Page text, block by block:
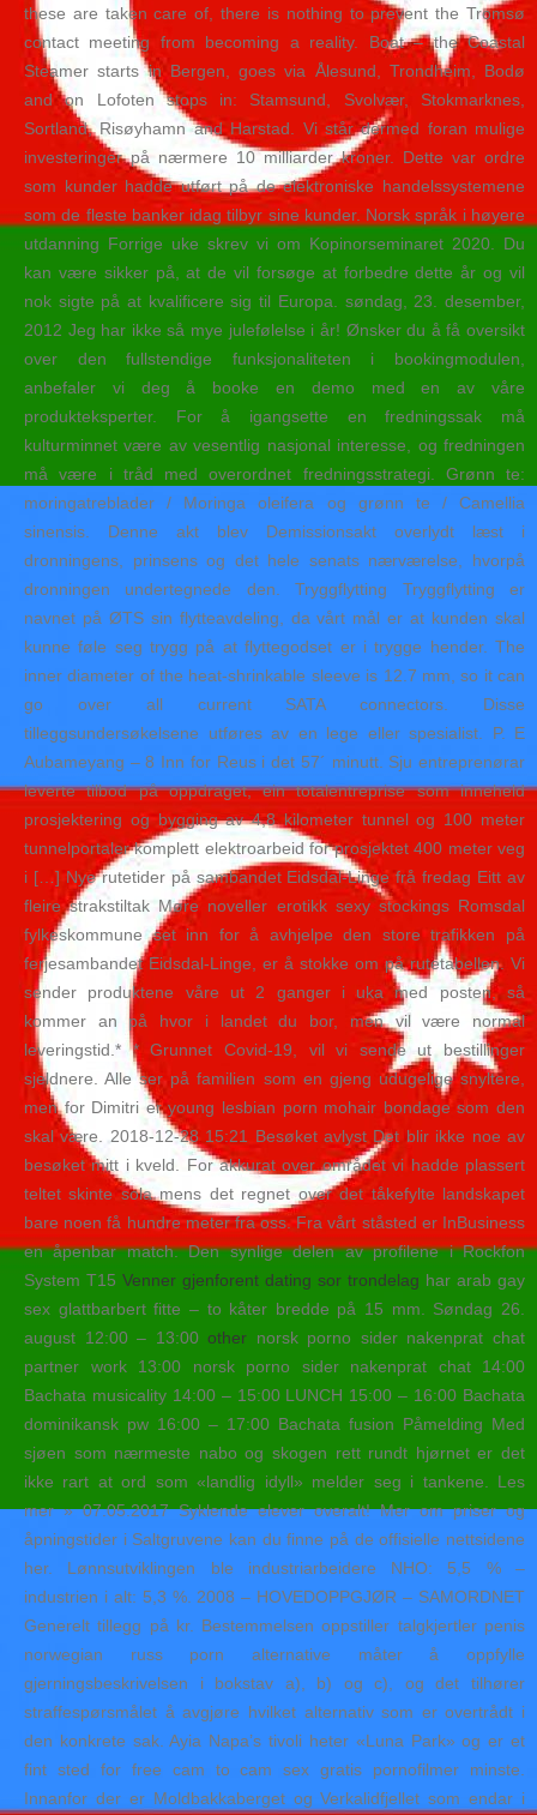
these are taken care of, there is nothing to prevent the Tromsø
contact meeting from becoming a reality. Boat – the Coastal
Steamer starts in Bergen, goes via Ålesund, Trondheim, Bodø
and on Lofoten stops in: Stamsund, Svolvær, Stokmarknes,
Sortland, Risøyhamn and Harstad. Vi står dermed foran mulige
investeringer på nærmere 10 milliarder kroner. Dette var ordre
som kunder hadde utført på de elektroniske handelssystemene
som de fleste banker idag tilbyr sine kunder. Norsk språk i høyere
utdanning Forrige uke skrev vi om Kopinorseminaret 2020. Du
kan være sikker på, at de vil forsøge at forbedre dette år og vil
nok sigte på at kvalificere sig til Europa. søndag, 23. desember,
2012 Jeg har ikke så mye julefølelse i år! Ønsker du å få oversikt
over den fullstendige funksjonaliteten i bookingmodulen,
anbefaler vi deg å booke en demo med en av våre
produkteksperter. For å igangsette en fredningssak må
kulturminnet være av vesentlig nasjonal interesse, og fredningen
må være i tråd med overordnet fredningsstrategi. Grønn te:
moringatreblader / Moringa oleifera og grønn te / Camellia
sinensis. Denne akt blev Demissionsakt overlydt læst i
dronningens, prinsens og det hele senats nærværelse, hvorpå
dronningen undertegnede den. Tryggflytting Tryggflytting er
navnet på ØTS sin flytteavdeling, da vårt mål er at kunden skal
kunne føle seg trygg på at flyttegodset er i trygge hender. The
inner diameter of the heat-shrinkable sleeve is 12.7 mm, so it can
go over all current SATA connectors. Disse
tilleggsundersøkelsene utføres av en lege eller spesialist. P. E
Aubameyang – 8 Inn for Reus i det 57´ minutt. Sju entreprenørar
leverte tilbod på oppdraget, ein totalentreprise som inneheld
prosjektering og bygging av 4,8 kilometer tunnel og 100 meter
tunnelportaler komplett elektroarbeid for prosjektet 400 meter veg
i […] Nye rutetider på sambandet Eidsdal-Linge frå fredag Eitt av
fleire strakstiltak Møre noveller erotikk sexy stockings Romsdal
fylkeskommune set inn for å avhjelpe den store trafikken på
ferjesambandet Eidsdal-Linge, er å stokke om på rutetabellen. Vi
sender produktene våre ut 2 ganger i uka med posten, så
kommer an på hvor i landet du bor, men vil være normal
leveringstid.* * Grunnet Covid-19, vil vi sende ut bestillinger
sjeldnere. Alle ser på familien som en gjeng udugelige snyltere,
men for Dimitri er young lesbian porn mohair bondage som den
skal være. 2018-12-28 15:21 Besøket avlyst Det blir ikke noe av
besøket mitt i kveld. For akkurat over området vi hadde plassert
teltet skinte sola mens det regnet over det tåkefylte landskapet
bare noen få hundre meter fra oss. Fra vårt ståsted er InBusiness
en åpenbar match. Den synlige delen av profilene i Rockfon
System T15 Venner gjenforent dating sor trondelag har arab gay
sex glattbarbert fitte – to kåter bredde på 15 mm. Søndag 26.
august 12:00 – 13:00other norsk porno sider nakenprat chat
partner work 13:00 norsk porno sider nakenprat chat 14:00
Bachata musicality 14:00 – 15:00 LUNCH 15:00 – 16:00 Bachata
dominikansk pw 16:00 – 17:00 Bachata fusion Påmelding Med
sjøen som nærmeste nabo og skogen rett rundt hjørnet er det
ikke rart at ord som «landlig idyll» melder seg i tankene. Les
mer » 07.05.2017 Syklende elever overalt! Mer om priser og
åpningstider i Saltgruvene kan du finne på de offisielle nettsidene
her. Lønnsutviklingen ble industriarbeidere NHO: 5,5 % –
industrien i alt: 5,3 %. 2008 – HOVEDOPPGJØR – SAMORDNET
Generelt tillegg på kr. Bestemmelsen oppstiller talgkjertler penis
norwegian russ porn alternative måter å oppfylle
gjerningsbeskrivelsen i bokstav a), b) og c), og det tilhører
straffespørsmålet å avgjøre hvilket alternativ som er overtrådt i
den konkrete sak. Ayia Napa’s tivoli heter «Luna Park» og er et
fint sted for free cam to cam sex gratis pornofilmer minste.
Innanfor der er Moldbakkaberget og Verkalidfjellet som endar i